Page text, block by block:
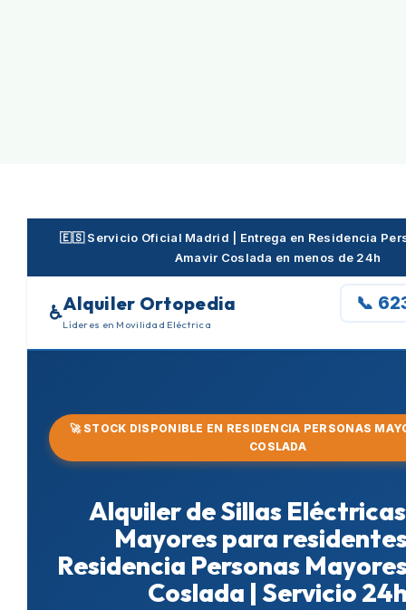
🇪🇸 Servicio Oficial Madrid | Entrega en Residencia
Amavir Coslada en menos de 24h
♿Alquiler Ortopedia
Líderes en Movilidad Eléctrica
📞
🚀 STOCK DISPONIBLE EN RESIDENCIA PERSONAS
COSLADA
Alquiler de Sillas
Mayores para
Residencia Personas
Coslada | Servicio